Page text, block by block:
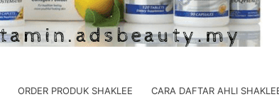
ORDER PRODUK SHAKLEE CARA DAFTAR AHLI